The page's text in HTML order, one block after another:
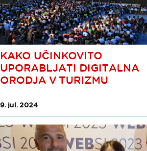
KAKO UČINKOVITO
UPORABLJATI DIGITALNA
ORODJA V TURIZMU
9. jul. 2024